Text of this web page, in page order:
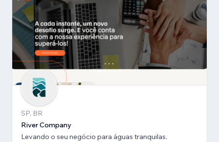
SP, BR
River Company
Levando o seu negócio para águas tranquilas.